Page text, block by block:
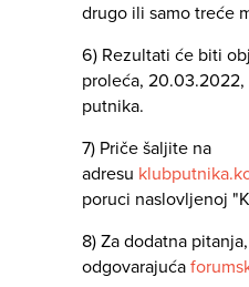
drugo ili samo treće
6) Rezultati će biti
proleća, 20.03.2022,
putnika.
7) Priče šaljite na
adresu
poruci naslovljenoj
8) Za dodatna
odgovarajuća